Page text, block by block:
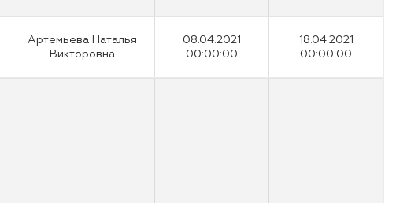
Артемьева Наталья
Викторовна
08.04.2021
00:00:00
18.04.2021
00:00:00